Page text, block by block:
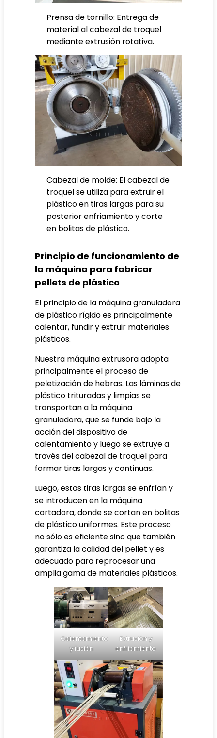
Prensa de tornillo: Entrega de
material al cabezal de troquel
mediante extrusión rotativa.
Cabezal de molde: El cabezal de
troquel se utiliza para extruir el
plástico en tiras largas para su
posterior enfriamiento y corte
en bolitas de plástico.
Principio de funcionamiento de
la máquina para fabricar
pellets de plástico
El principio de la máquina granuladora
de plástico rígido es principalmente
calentar, fundir y extruir materiales
plásticos.
Nuestra máquina extrusora adopta
principalmente el proceso de
peletización de hebras. Las láminas de
plástico trituradas y limpias se
transportan a la máquina
granuladora, que se funde bajo la
acción del dispositivo de
calentamiento y luego se extruye a
través del cabezal de troquel para
formar tiras largas y continuas.
Luego, estas tiras largas se enfrían y
se introducen en la máquina
cortadora, donde se cortan en bolitas
de plástico uniformes. Este proceso
no sólo es eficiente sino que también
garantiza la calidad del pellet y es
adecuado para reprocesar una
amplia gama de materiales plásticos.
Calentamiento
y fusión
Extrusión y
enfriamiento